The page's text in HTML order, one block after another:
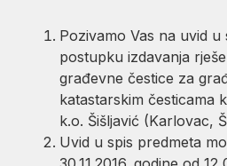
Pozivamo Vas na uvid u
postupku izdavanja
građevne čestice za
katastarskim česticama
k.o. Šišljavić (Karlovac,
Uvid u spis predmeta